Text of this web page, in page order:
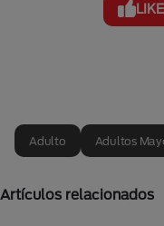
LIKE
Adulto Adultos
Artículos relacionados